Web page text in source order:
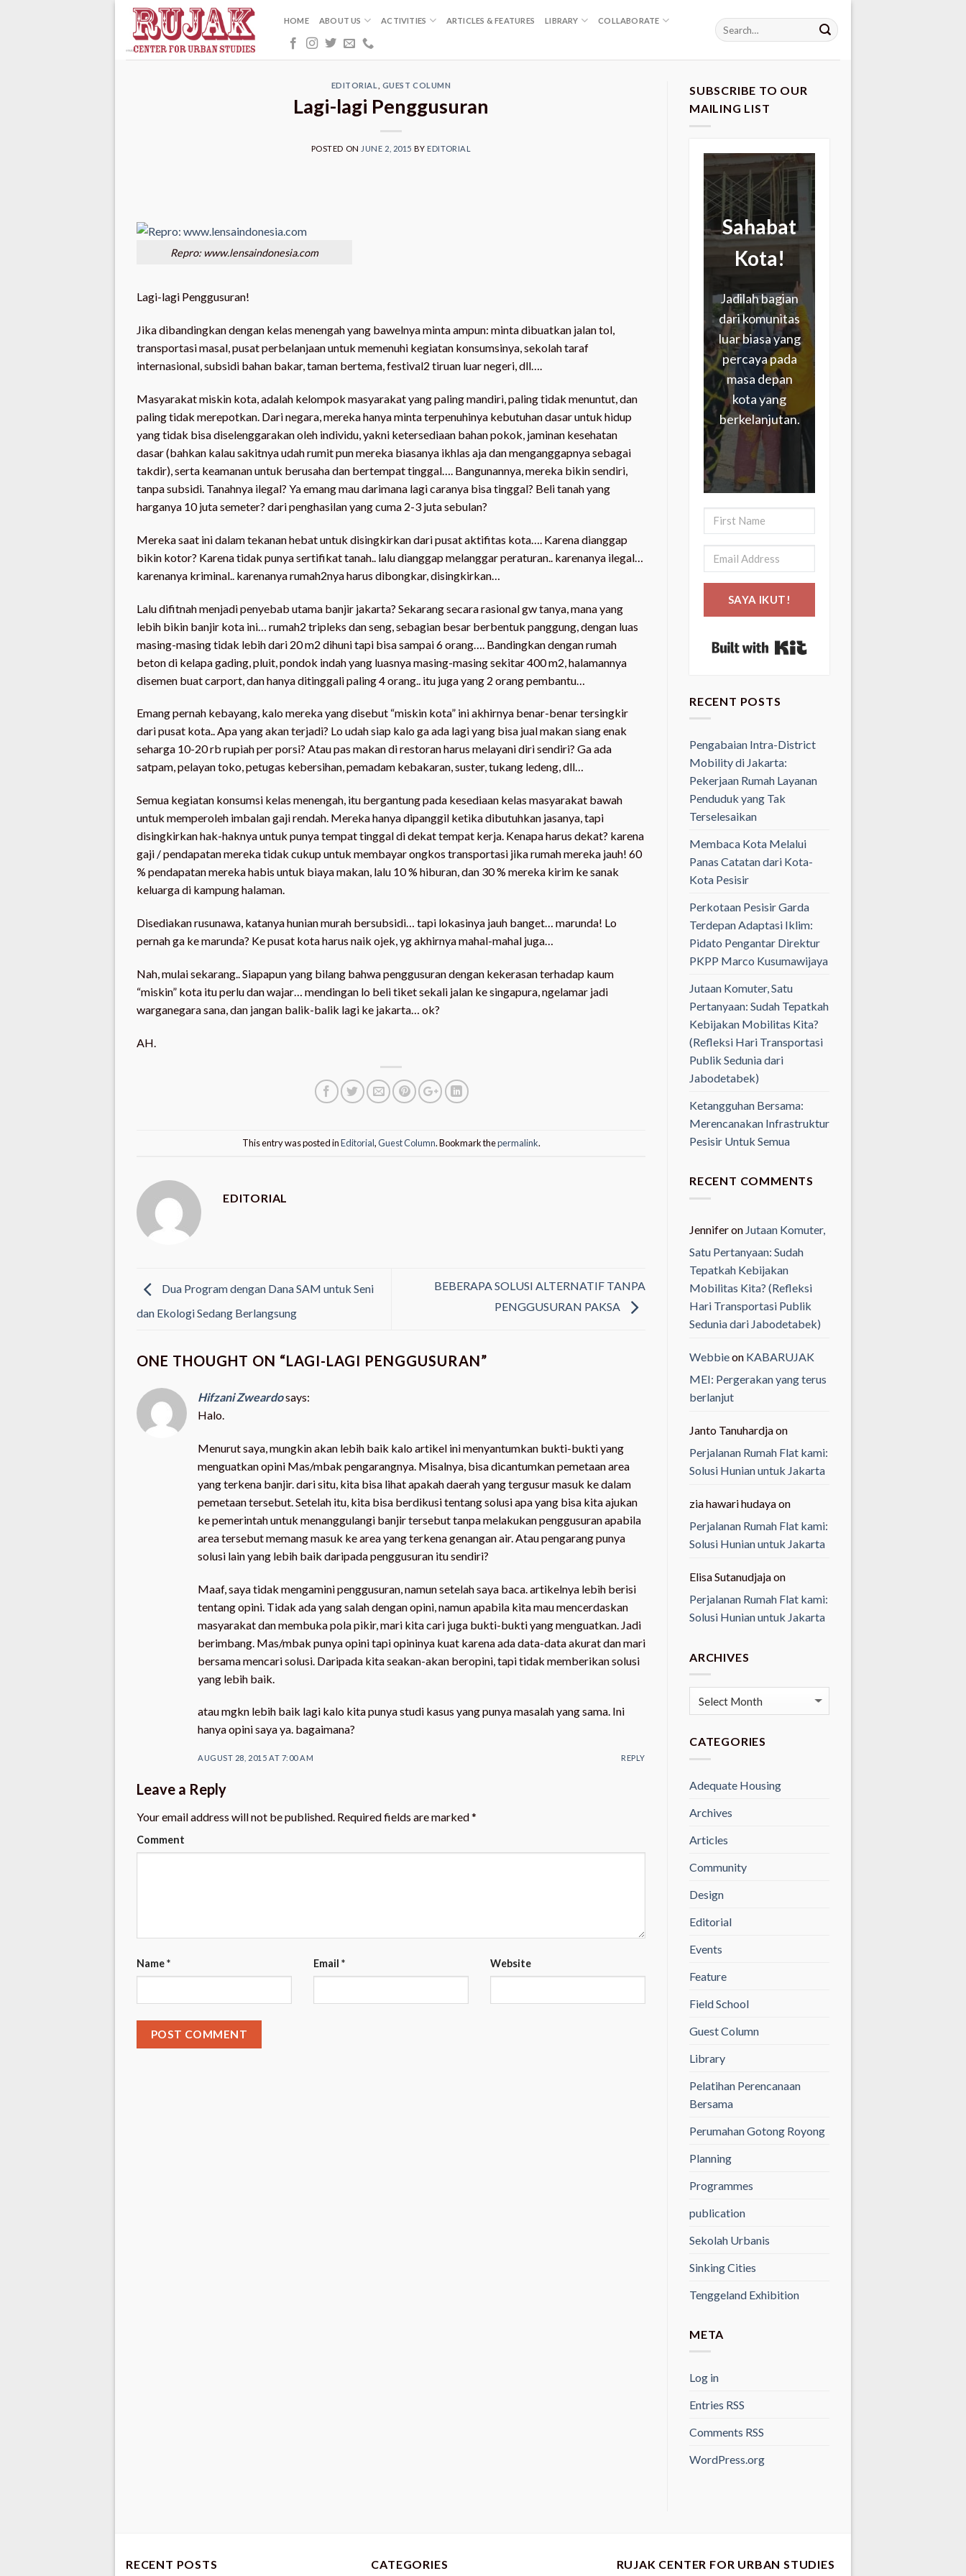
Skip
content
HOME ABOUT US ACTIVITIES ARTICLES & FEATURES LIBRARY COLLABORATE
EDITORIAL GUEST COLUMN
Lagi-lagi Penggusuran
POSTED ON JUNE 2, 2015 BY EDITORIAL
Repro: www.lensaindonesia.com
Lagi-lagi Penggusuran!
Jika dibandingkan dengan kelas menengah yang bawelnya minta ampun: minta dibuatkan jalan tol,
transportasi masal, pusat perbelanjaan untuk memenuhi kegiatan konsumsinya, sekolah taraf
internasional, subsidi bahan bakar, taman bertema, festival2 tiruan luar negeri, dll….
Masyarakat miskin kota, adalah kelompok masyarakat yang paling mandiri, paling tidak menuntut, dan
paling tidak merepotkan. Dari negara, mereka hanya minta terpenuhinya kebutuhan dasar untuk hidup
yang tidak bisa diselenggarakan oleh individu, yakni ketersediaan bahan pokok, jaminan kesehatan
dasar (bahkan kalau sakitnya udah rumit pun mereka biasanya ikhlas aja dan menganggapnya sebagai
takdir), serta keamanan untuk berusaha dan bertempat tinggal…. Bangunannya, mereka bikin sendiri,
tanpa subsidi. Tanahnya ilegal? Ya emang mau darimana lagi caranya bisa tinggal? Beli tanah yang
harganya 10 juta semeter? dari penghasilan yang cuma 2-3 juta sebulan?
Mereka saat ini dalam tekanan hebat untuk disingkirkan dari pusat aktifitas kota…. Karena dianggap
bikin kotor? Karena tidak punya sertifikat tanah.. lalu dianggap melanggar peraturan.. karenanya ilegal…
karenanya kriminal.. karenanya rumah2nya harus dibongkar, disingkirkan…
Lalu difitnah menjadi penyebab utama banjir jakarta? Sekarang secara rasional gw tanya, mana yang
lebih bikin banjir kota ini… rumah2 tripleks dan seng, sebagian besar berbentuk panggung, dengan luas
masing-masing tidak lebih dari 20 m2 dihuni tapi bisa sampai 6 orang…. Bandingkan dengan rumah
beton di kelapa gading, pluit, pondok indah yang luasnya masing-masing sekitar 400 m2, halamannya
disemen buat carport, dan hanya ditinggali paling 4 orang.. itu juga yang 2 orang pembantu…
Emang pernah kebayang, kalo mereka yang disebut “miskin kota” ini akhirnya benar-benar tersingkir
dari pusat kota.. Apa yang akan terjadi? Lo udah siap kalo ga ada lagi yang bisa jual makan siang enak
seharga 10-20 rb rupiah per porsi? Atau pas makan di restoran harus melayani diri sendiri? Ga ada
satpam, pelayan toko, petugas kebersihan, pemadam kebakaran, suster, tukang ledeng, dll…
Semua kegiatan konsumsi kelas menengah, itu bergantung pada kesediaan kelas masyarakat bawah
untuk memperoleh imbalan gaji rendah. Mereka hanya dipanggil ketika dibutuhkan jasanya, tapi
disingkirkan hak-haknya untuk punya tempat tinggal di dekat tempat kerja. Kenapa harus dekat? karena
gaji / pendapatan mereka tidak cukup untuk membayar ongkos transportasi jika rumah mereka jauh! 60
% pendapatan mereka habis untuk biaya makan, lalu 10 % hiburan, dan 30 % mereka kirim ke sanak
keluarga di kampung halaman.
Disediakan rusunawa, katanya hunian murah bersubsidi… tapi lokasinya jauh banget… marunda! Lo
pernah ga ke marunda? Ke pusat kota harus naik ojek, yg akhirnya mahal-mahal juga…
Nah, mulai sekarang.. Siapapun yang bilang bahwa penggusuran dengan kekerasan terhadap kaum
“miskin” kota itu perlu dan wajar… mendingan lo beli tiket sekali jalan ke singapura, ngelamar jadi
warganegara sana, dan jangan balik-balik lagi ke jakarta… ok?
AH.
This entry was posted inEditorial,Guest Column. Bookmark thepermalink.
EDITORIAL
Dua Program dengan Dana SAM untuk Seni
dan Ekologi Sedang Berlangsung
BEBERAPA SOLUSI ALTERNATIF TANPA
PENGGUSURAN PAKSA
ONE THOUGHT ON “LAGI-LAGI PENGGUSURAN”
Hifzani Zweardosays:
Halo.
Menurut saya, mungkin akan lebih baik kalo artikel ini menyantumkan bukti-bukti yang
menguatkan opini Mas/mbak pengarangnya. Misalnya, bisa dicantumkan pemetaan area
yang terkena banjir. dari situ, kita bisa lihat apakah daerah yang tergusur masuk ke dalam
pemetaan tersebut. Setelah itu, kita bisa berdikusi tentang solusi apa yang bisa kita ajukan
ke pemerintah untuk menanggulangi banjir tersebut tanpa melakukan penggusuran apabila
area tersebut memang masuk ke area yang terkena genangan air. Atau pengarang punya
solusi lain yang lebih baik daripada penggusuran itu sendiri?
Maaf, saya tidak mengamini penggusuran, namun setelah saya baca. artikelnya lebih berisi
tentang opini. Tidak ada yang salah dengan opini, namun apabila kita mau mencerdaskan
masyarakat dan membuka pola pikir, mari kita cari juga bukti-bukti yang menguatkan. Jadi
berimbang. Mas/mbak punya opini tapi opininya kuat karena ada data-data akurat dan mari
bersama mencari solusi. Daripada kita seakan-akan beropini, tapi tidak memberikan solusi
yang lebih baik.
atau mgkn lebih baik lagi kalo kita punya studi kasus yang punya masalah yang sama. Ini
hanya opini saya ya. bagaimana?
AUGUST 28, 2015 AT 7:00 AM REPLY
Leave a Reply
Your email address will not be published. Required fields are marked*
Comment
Name* Email * Website
SUBSCRIBE TO OUR
MAILING LIST
Sahabat
Kota!
Jadilah bagian
dari komunitas
luar biasa yang
percaya pada
masa depan
kota yang
berkelanjutan.
SAYA IKUT!
RECENT POSTS
Pengabaian Intra-District
Mobility di Jakarta:
Pekerjaan Rumah Layanan
Penduduk yang Tak
Terselesaikan
Membaca Kota Melalui
Panas Catatan dari Kota-
Kota Pesisir
Perkotaan Pesisir Garda
Terdepan Adaptasi Iklim:
Pidato Pengantar Direktur
PKPP Marco Kusumawijaya
Jutaan Komuter, Satu
Pertanyaan: Sudah Tepatkah
Kebijakan Mobilitas Kita?
(Refleksi Hari Transportasi
Publik Sedunia dari
Jabodetabek)
Ketangguhan Bersama:
Merencanakan Infrastruktur
Pesisir Untuk Semua
RECENT COMMENTS
Jenniferon Jutaan Komuter,
Satu Pertanyaan: Sudah
Tepatkah Kebijakan
Mobilitas Kita? (Refleksi
Hari Transportasi Publik
Sedunia dari Jabodetabek)
Webbieon KABARUJAK
MEI: Pergerakan yang terus
berlanjut
Janto Tanuhardjaon
Perjalanan Rumah Flat kami:
Solusi Hunian untuk Jakarta
zia hawari hudayaon
Perjalanan Rumah Flat kami:
Solusi Hunian untuk Jakarta
Elisa Sutanudjajaon
Perjalanan Rumah Flat kami:
Solusi Hunian untuk Jakarta
ARCHIVES
Archives
CATEGORIES
Adequate Housing
Archives
Articles
Community
Design
Editorial
Events
Feature
Field School
Guest Column
Library
Pelatihan Perencanaan
Bersama
Perumahan Gotong Royong
Planning
Programmes
publication
Sekolah Urbanis
Sinking Cities
Tenggeland Exhibition
META
Log in
Entries RSS
Comments RSS
WordPress.org
RECENT POSTS CATEGORIES RUJAK CENTER FOR URBAN STUDIES